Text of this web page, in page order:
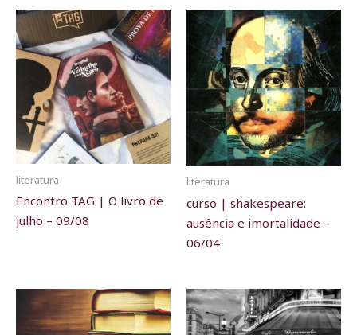
literatura
Encontro TAG | O livro de
julho – 09/08
literatura
curso | shakespeare:
ausência e imortalidade –
06/04